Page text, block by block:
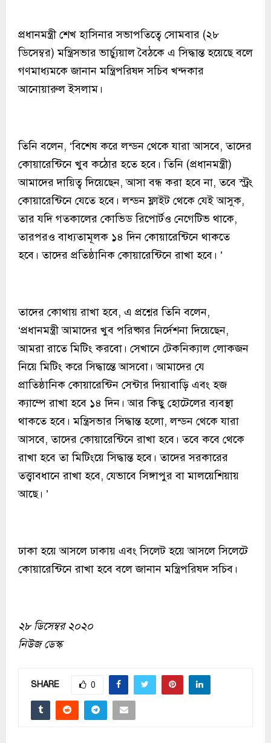
প্রধানমন্ত্রী শেখ হাসিনার সভাপতিত্বে সোমবার (২৮
ডিসেম্বর) মন্ত্রিসভার ভার্চ্যুয়াল বৈঠকে এ সিদ্ধান্ত হয়েছে বলে
গণমাধ্যমকে জানান মন্ত্রিপরিষদ সচিব খন্দকার
আনোয়ারুল ইসলাম।
তিনি বলেন, ‘বিশেষ করে লন্ডন থেকে যারা আসবে, তাদের
কোয়ারেন্টিনে খুব কঠোর হতে হবে। তিনি (প্রধানমন্ত্রী)
আমাদের দায়িত্ব দিয়েছেন, আসা বন্ধ করা হবে না, তবে স্ট্রং
কোয়ারেন্টিনে যেতে হবে। লন্ডন ফ্লাইট থেকে যেই আসুক,
তার যদি গতকালের কোভিড রিপোর্টও নেগেটিভ থাকে,
তারপরও বাধ্যতামূলক ১৪ দিন কোয়ারেন্টিনে থাকতে
হবে। তাদের প্রতিষ্ঠানিক কোয়ারেন্টিনে রাখা হবে। ’
তাদের কোথায় রাখা হবে, এ প্রশ্নের তিনি বলেন,
‘প্রধানমন্ত্রী আমাদের খুব পরিষ্কার নির্দেশনা দিয়েছেন,
আমরা রাতে মিটিং করবো। সেখানে টেকনিক্যাল লোকজন
নিয়ে মিটিং করে সিদ্ধান্তে আসবো। আমাদের যে
প্রাতিষ্ঠানিক কোয়ারেন্টিন সেন্টার দিয়াবাড়ি এবং হজ
ক্যাম্পে রাখা হবে ১৪ দিন। আর কিছু হোটেলের ব্যবস্থা
থাকতে হবে। মন্ত্রিসভার সিদ্ধান্ত হলো, লন্ডন থেকে যারা
আসবে, তাদের কোয়ারেন্টিনে রাখা হবে। তবে কবে থেকে
রাখা হবে তা মিটিংয়ে সিদ্ধান্ত হবে। তাদের সরকারের
তত্ত্বাবধানে রাখা হবে, যেভাবে সিঙ্গাপুর বা মালয়েশিয়ায়
আছে। ’
ঢাকা হয়ে আসলে ঢাকায় এবং সিলেট হয়ে আসলে সিলেটে
কোয়ারেন্টিনে রাখা হবে বলে জানান মন্ত্রিপরিষদ সচিব।
২৮ ডিসেম্বর ২০২০
নিউজ ডেস্ক
SHARE 0